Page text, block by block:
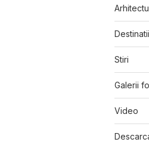
Stiri
Galerii
Video